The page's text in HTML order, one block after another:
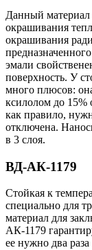
Данный материал
окрашивания
окрашивания
эмали
поверхность. У
много плюсов:
ксилолом до 15%
как правило,
отключена.
в 3 слоя.
ВД-АК-1179
Стойкая к
специально для
материал для
АК-1179
ее нужно два